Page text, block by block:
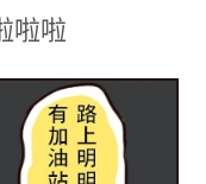
啦啦